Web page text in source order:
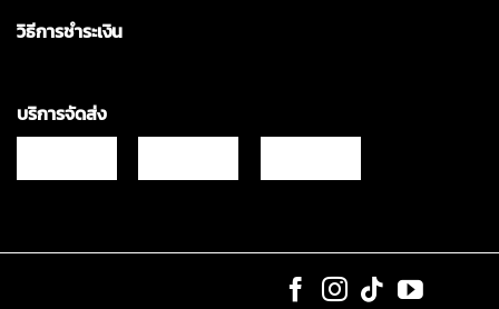
วิธีการชำระเงิน
บริการจัดส่ง